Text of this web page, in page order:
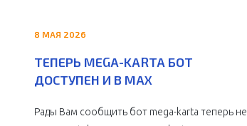
8 МАЯ 2026
ТЕПЕРЬ MEGA-KARTA БОТ
ДОСТУПЕН И В MAX
Рады Вам сообщить бот mega-karta теперь не